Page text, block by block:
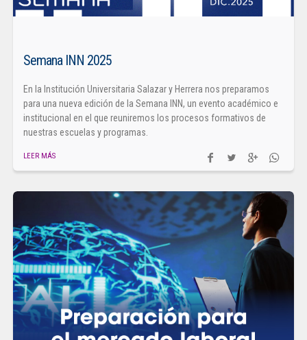
Semana INN 2025
En la Institución Universitaria Salazar y Herrera nos preparamos
para una nueva edición de la Semana INN, un evento académico e
institucional en el que reuniremos los procesos formativos de
nuestras escuelas y programas.
LEER MÁS